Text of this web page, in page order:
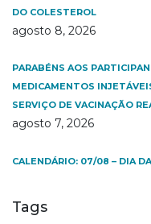
DO COLESTEROL
agosto 8, 2026
PARABÉNS AOS
MEDICAMENTOS
SERVIÇO DE VACINAÇÃO
agosto 7, 2026
CALENDÁRIO: 07/08 – DIA
Tags